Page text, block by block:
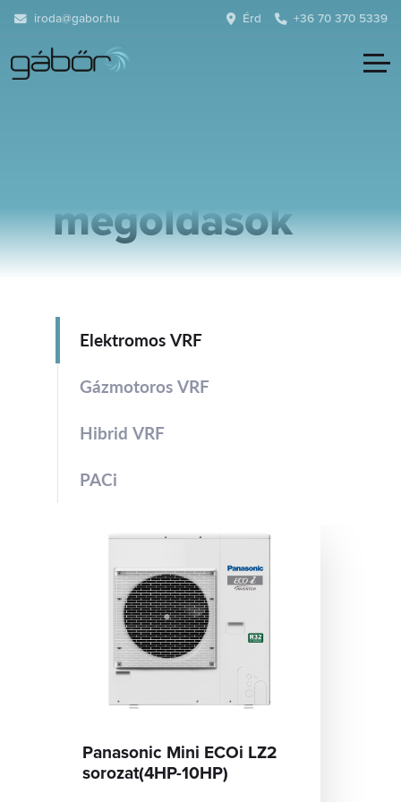
iroda@gabor.hu Érd +36 70 370 5339
megoldások
Elektromos VRF
Gázmotoros VRF
Hibrid VRF
PACi
Panasonic Mini ECOi LZ2
sorozat(4HP-10HP)